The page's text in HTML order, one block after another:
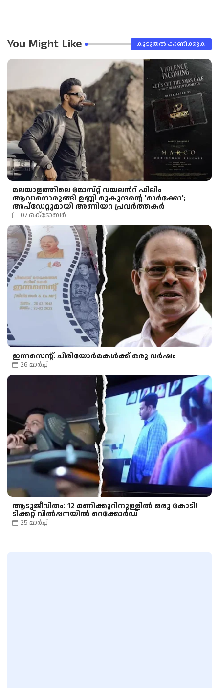
You Might Like കൂടുതൽ‍ കാണിക്കുക
മലയാളത്തിലെ മോസ്‌റ്റ് വയലന്‍റ് ഫിലിം
ആവാനൊരുങ്ങി ഉണ്ണി മുകുന്ദൻ്റെ 'മാർക്കോ';
അപ്‍ഡേറ്റുമായി അണിയറ പ്രവര്‍ത്തകര്‍
07 ഒക്‌ടോബർ
ഇന്നസെന്റ്: ചിരിയോർമകൾക്ക് ഒരു വർഷം
26 മാർച്ച്
ആടുജീവിതം: 12 മണിക്കൂറിനുള്ളിൽ ഒരു കോടി!
ടിക്കറ്റ് വിൽപ്പനയിൽ റെക്കോർഡ്
25 മാർച്ച്